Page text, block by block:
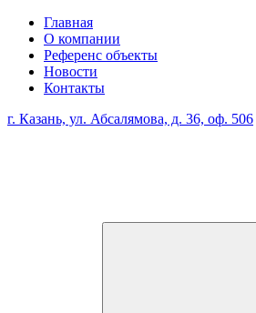
Главная
О компании
Референс объекты
Новости
Контакты
г. Казань, ул. Абсалямова, д. 36, оф. 506